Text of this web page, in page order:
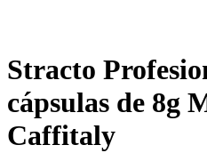
Stracto
cápsulas de 8g
Caffitaly